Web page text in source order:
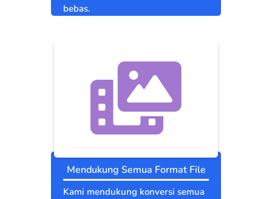
bebas.
Mendukung Semua Format File
Kami mendukung konversi semua